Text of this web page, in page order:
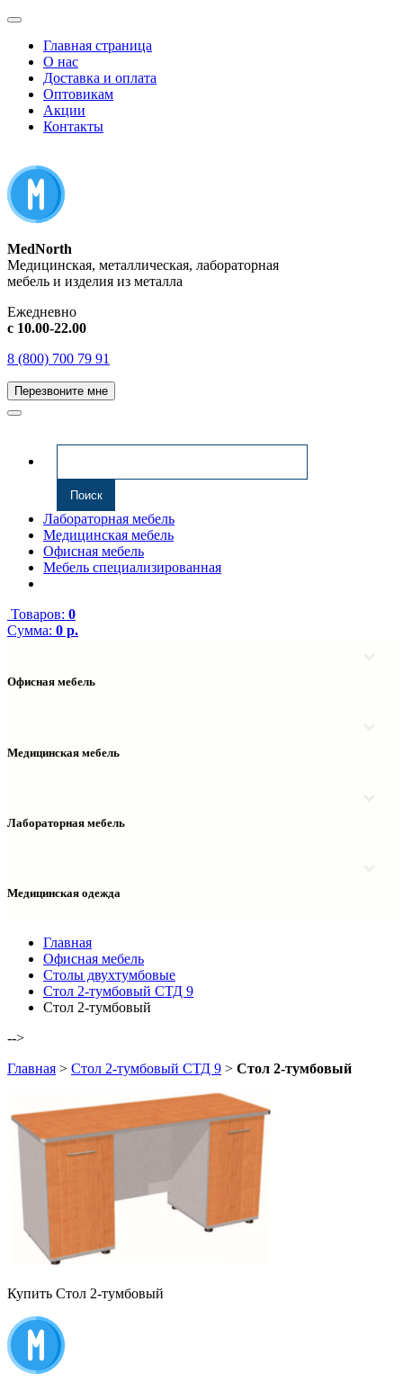
Главная страница
О нас
Доставка и оплата
Оптовикам
Акции
Контакты
MedNorth
Медицинская, металлическая, лабораторная
мебель и изделия из металла
Ежедневно
с 10.00-22.00
8 (800) 700 79 91
Перезвоните мне
Лабораторная мебель
Медицинская мебель
Офисная мебель
Мебель специализированная
Товаров: 0
Сумма: 0 р.
Офисная мебель
Надстройки
Столы рабочие
Шкафы колонки
Медицинская мебель
Шкафы колонки медицинские
Лабораторная мебель
Тумбы мойки лабораторные
Медицинская одежда
Главная
Офисная мебель
Столы двухтумбовые
Стол 2-тумбовый СТД 9
Стол 2-тумбовый
-->
Главная > Стол 2-тумбовый СТД 9 > Стол 2-тумбовый
Купить Стол 2-тумбовый